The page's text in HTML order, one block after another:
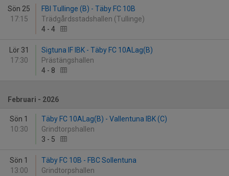
Sön 25
17:15
FBI Tullinge (B) - Täby FC 10B
Trädgårdsstadshallen (Tullinge)
4 - 4
Lör 31
17:30
Sigtuna IF IBK - Täby FC 10ALag(B)
Prästängshallen
4 - 8
Februari - 2026
Sön 1
10:30
Täby FC 10ALag(B) - Vallentuna IBK (C)
Grindtorpshallen
3 - 5
Sön 1
13:00
Täby FC 10B - FBC Sollentuna
Grindtorpshallen